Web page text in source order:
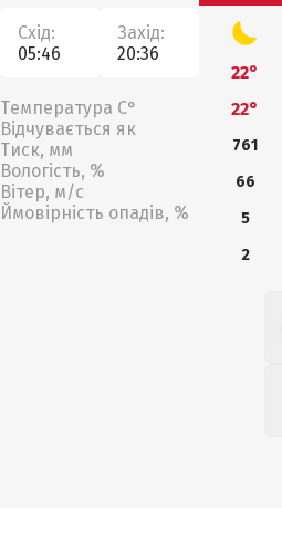
Схід:
05:46
Захід:
20:36
Температура С°
Відчувається як
Тиск, мм
Вологість, %
Вітер, м/с
Ймовірність опадів, %
22°
22°
761
66
5
2